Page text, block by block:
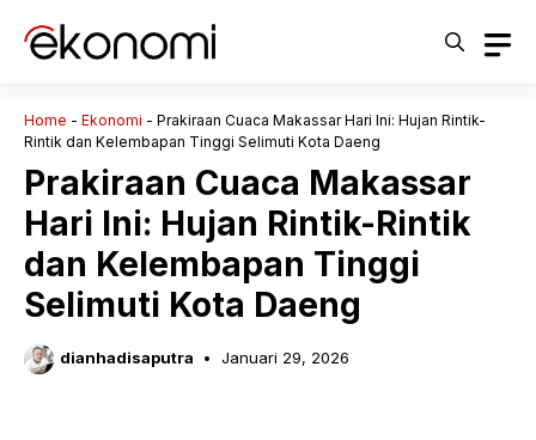
Home - Ekonomi - Prakiraan Cuaca Makassar Hari Ini: Hujan Rintik-
Rintik dan Kelembapan Tinggi Selimuti Kota Daeng
Prakiraan Cuaca Makassar
Hari Ini: Hujan Rintik-Rintik
dan Kelembapan Tinggi
Selimuti Kota Daeng
dianhadisaputra Januari 29, 2026